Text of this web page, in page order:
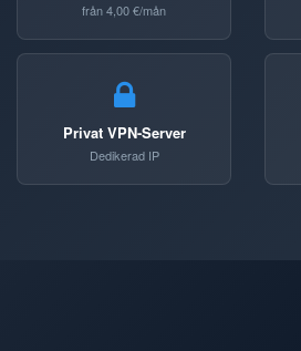
från 4,00 €/mån
Privat VPN-Server
Dedikerad IP